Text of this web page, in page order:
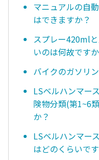
マニュアルの自
はできますか？
スプレー420ml
いのは何故です
バイクのガソリ
LSベルハンマー
険物分類(第1~6
か？
LSベルハンマー
はどのくらいで